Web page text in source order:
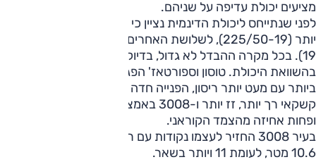
מציעים יכולת עדיפה על שניהם.
19). בכל מקרה ההבדל לא גדול, בדיוק כמו הפערים שהתגלו
בהשוואת היכולת. טוסון וספורטאז' הפגינו את היכולות הגבוהות
ביותר עם מעט יותר ריסון, הפנייה חדה ומיידית ואחיזה גבוהה.
קשקאי רך יותר, זז יותר ו-3008 באמצע עם יכולות גבוהות
ופחות אחיזה מהצמד הקוראני.
בעיר 3008 החזיר לעצמו נקודות עם רדיוס סיבוב מצוין וצנוע של
10.6 מטר, לעומת 11 ויותר בשאר.